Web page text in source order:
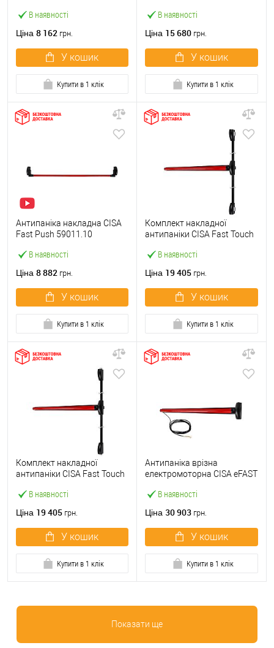
В наявності
штангою 900 мм червона
Ціна 8 162 грн.
У кошик
Купити в 1 клік
В наявності
точковий вбік червона
Ціна 15 680 грн.
У кошик
Купити в 1 клік
В наявності
Антипаніка накладна CISA
Fast Push 59011.10
штангою 1500 мм червона
Ціна 8 882 грн.
У кошик
Купити в 1 клік
В наявності
Комплект накладної
антипаніки CISA Fast Touch
точковий вбік червона
Ціна 19 405 грн.
У кошик
Купити в 1 клік
В наявності
Комплект накладної
антипаніки CISA Fast Touch
точковий вверх-вниз
Ціна 19 405 грн.
У кошик
Купити в 1 клік
В наявності
Антипаніка врізна
електромоторна CISA eFAST
Ціна 30 903 грн.
У кошик
Купити в 1 клік
Показати ще